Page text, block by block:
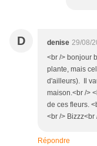
D denise 29/08/
<br /> bonjour
plante, mais
d'ailleurs). Il
maison.<br />
de ces fleurs.
<br /> Bizzz<br
Répondre